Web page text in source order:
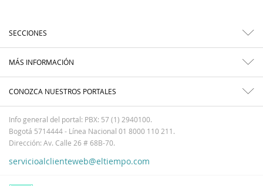
SECCIONES
MÁS INFORMACIÓN
CONOZCA NUESTROS PORTALES
Info general del portal: PBX: 57 (1) 2940100.
Bogotá 5714444 - Línea Nacional 01 8000 110 211.
Dirección: Av. Calle 26 # 68B-70.
servicioalclienteweb@eltiempo.com